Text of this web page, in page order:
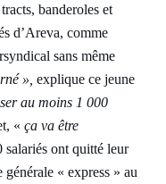
banderoles et
d’Areva, comme
sans même
», explique ce jeune
au moins 1 000
« ça va être
salariés ont quitté leur
générale « express » au